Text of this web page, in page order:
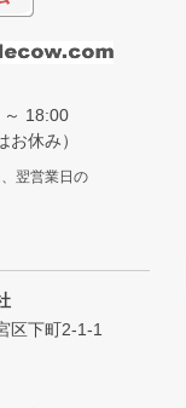
～ 18:00
お休み）
翌営業日の
区下町2-1-1